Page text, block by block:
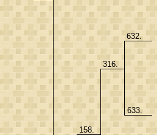
158.
316.
632.
633.